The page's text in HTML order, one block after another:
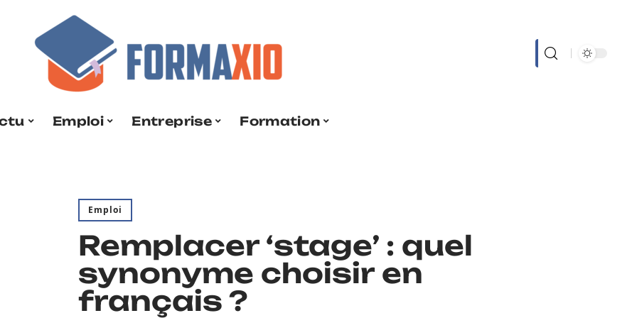
Emploi Entreprise Formation
Emploi
Remplacer ‘stage’ : quel
synonyme choisir en
français ?